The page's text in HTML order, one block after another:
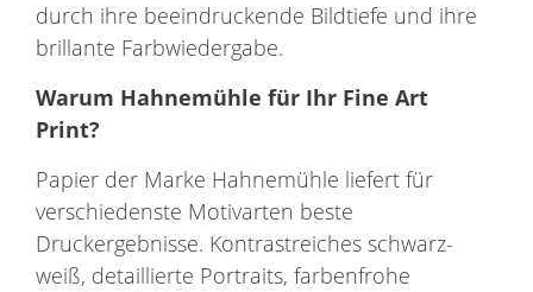
durch ihre beeindruckende Bildtiefe und ihre
brillante Farbwiedergabe.
Warum Hahnemühle für Ihr Fine Art
Print?
Papier der Marke Hahnemühle liefert für
verschiedenste Motivarten beste
Druckergebnisse. Kontrastreiches schwarz-
weiß, detaillierte Portraits, farbenfrohe